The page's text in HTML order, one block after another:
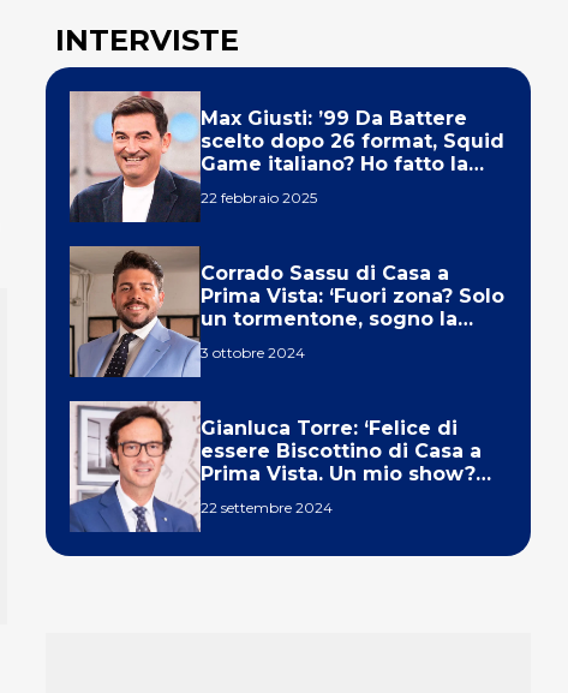
INTERVISTE
Max Giusti: ’99 Da Battere
scelto dopo 26 format, Squid
Game italiano? Ho fatto la
22 febbraio 2025
Corrado Sassu di Casa a
Prima Vista: ‘Fuori zona? Solo
un tormentone, sogno la
3 ottobre 2024
Gianluca Torre: ‘Felice di
essere Biscottino di Casa a
Prima Vista. Un mio show?
22 settembre 2024